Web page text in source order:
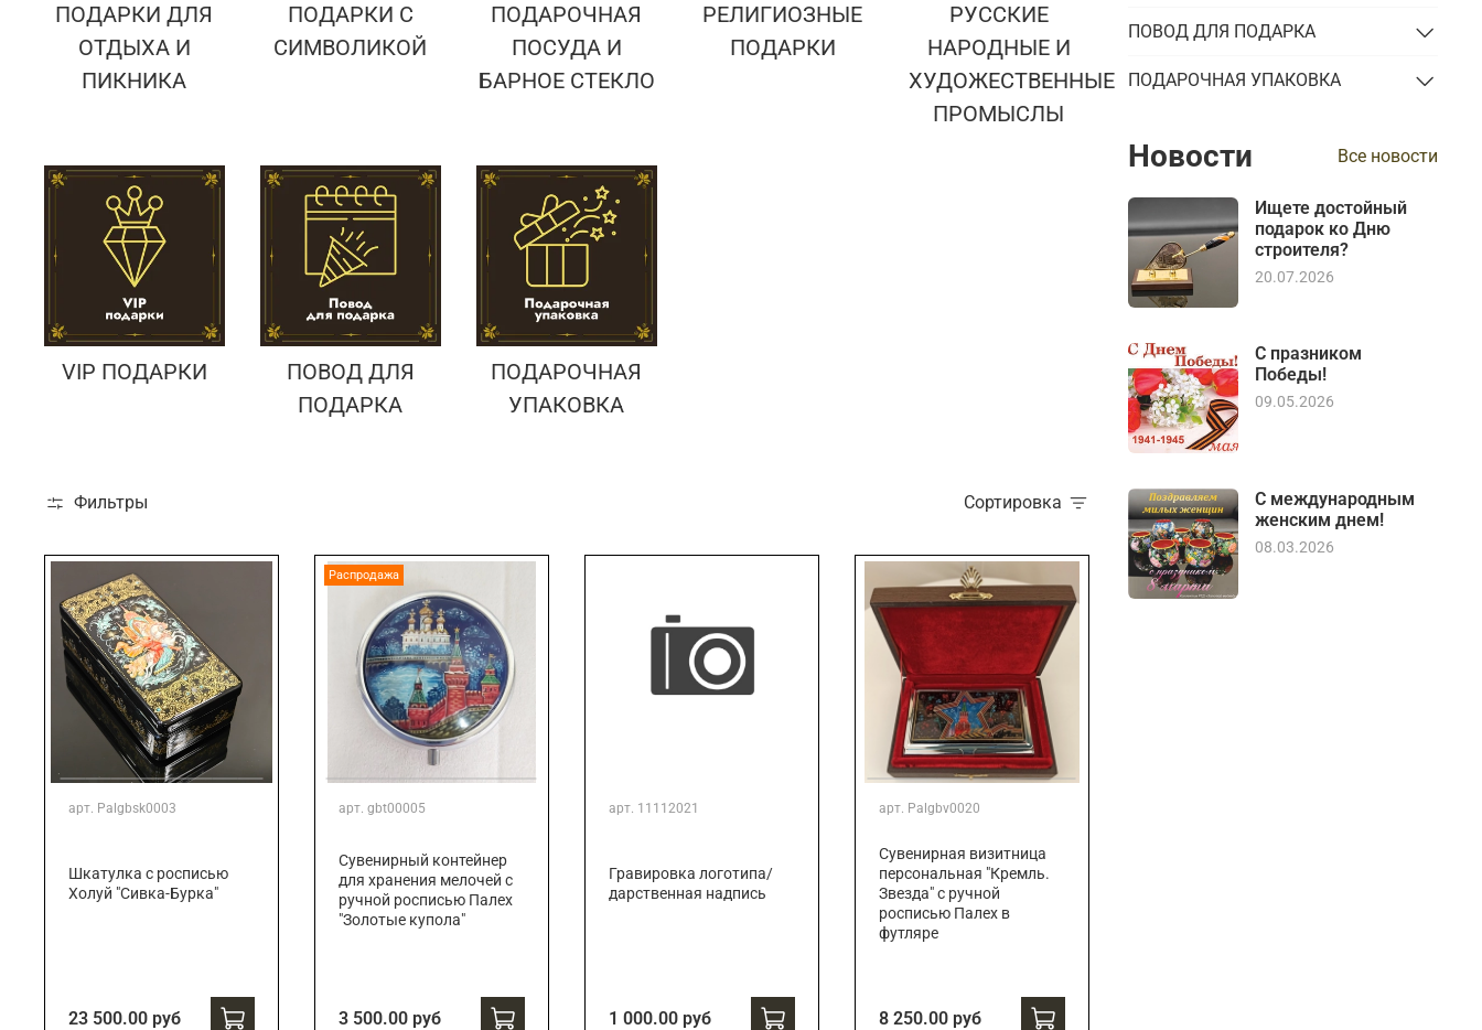
ПОДАРКИ ДЛЯ
ОТДЫХА И
ПИКНИКА
ПОДАРКИ С
СИМВОЛИКОЙ
ПОДАРОЧНАЯ
ПОСУДА И
БАРНОЕ СТЕКЛО
РЕЛИГИОЗНЫЕ
ПОДАРКИ
РУССКИЕ
НАРОДНЫЕ И
ХУДОЖЕСТВЕННЫЕ
ПРОМЫСЛЫ
VIP ПОДАРКИ
ПОВОД ДЛЯ
ПОДАРКА
ПОДАРОЧНАЯ
УПАКОВКА
Фильтры Сортировка
арт. Palgbsk0003
Шкатулка с росписью
Холуй "Сивка-Бурка"
23 500.00 руб
Распродажа
арт. gbt00005
Сувенирный контейнер
для хранения мелочей с
ручной росписью Палех
"Золотые купола"
3 500.00 руб
арт. 11112021
Гравировка логотипа/
дарственная надпись
1 000.00 руб
арт. Palgbv0020
Сувенирная визитница
персональная "Кремль.
Звезда" с ручной
росписью Палех в
футляре
8 250.00 руб
ПОВОД ДЛЯ ПОДАРКА
ПОДАРОЧНАЯ УПАКОВКА
Новости Все новости
Ищете достойный
подарок ко Дню
строителя?
20.07.2026
С празником
Победы!
09.05.2026
С международным
женским днем!
08.03.2026